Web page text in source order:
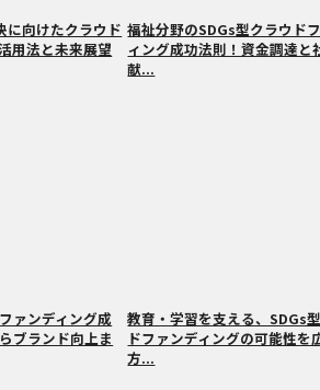
に向けたクラウド
用法と未来展望
福祉分野のSDGs型クラウド
ィング成功法則！資金調達と
献...
ァンディング成
ブランド向上ま
教育・学習を支える、SDGs
ドファンディングの可能性を
方...